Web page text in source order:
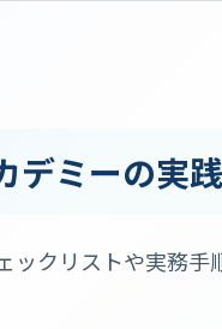
ミーの実践
クリストや実務手